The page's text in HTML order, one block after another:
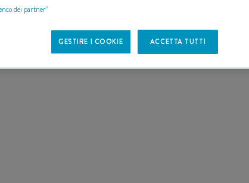
DI
dei partner"
GESTIRE I COOKIE ACCETTA TUTTI